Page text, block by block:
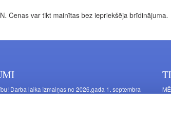
Cenas var tikt mainītas bez iepriekšēja brīdinājuma.
Darba laika izmaiņas no 2026.gada 1. septembra